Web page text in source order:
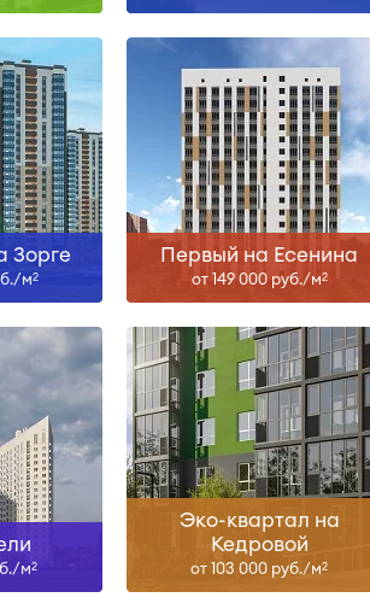
Зорге
м2
Первый на Есенина
от 149 000 руб./м2
м2
Эко-квартал на
Кедровой
от 103 000 руб./м2
Сдан, II-27, IV-27, I-28
Узнать больше
Сдан
Узнать больше